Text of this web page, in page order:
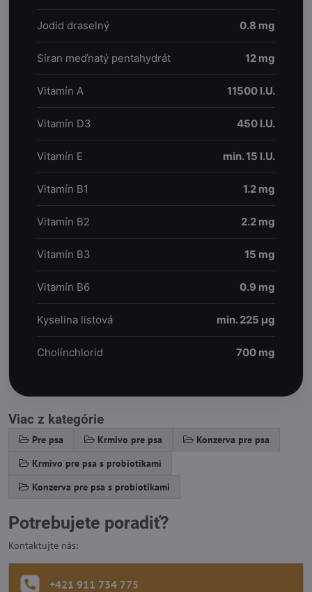
Jodid draselný 0.8 mg
Síran meďnatý pentahydrát 12 mg
Vitamín A 11500 I.U.
Vitamín D3 450 I.U.
Vitamín E min. 15 I.U.
Vitamín B1 1.2 mg
Vitamín B2 2.2 mg
Vitamín B3 15 mg
Vitamín B6 0.9 mg
Kyselina listová min. 225 µg
Cholínchlorid 700 mg
Viac z kategórie
Pre psa Krmivo pre psa
Konzerva pre psa
Krmivo pre psa s probiotikami
Konzerva pre psa s probiotikami
Potrebujete poradiť?
Kontaktujte nás:
+421 911 734 775